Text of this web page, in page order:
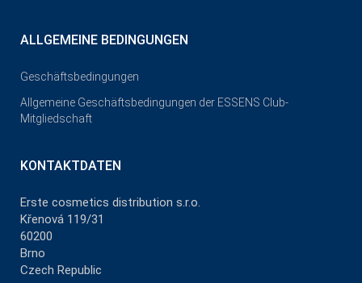
ALLGEMEINE BEDINGUNGEN
Geschäftsbedingungen
Allgemeine Geschäftsbedingungen der ESSENS Club-
Mitgliedschaft
KONTAKTDATEN
Erste cosmetics distribution s.r.o.
Křenová 119/31
60200
Brno
Czech Republic